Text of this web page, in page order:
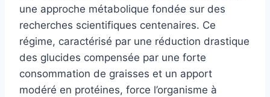
une approche métabolique fondée sur des
recherches scientifiques centenaires. Ce
régime, caractérisé par une réduction drastique
des glucides compensée par une forte
consommation de graisses et un apport
modéré en protéines, force l’organisme à